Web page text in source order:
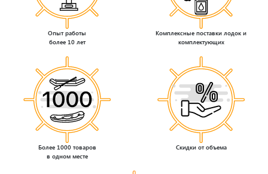
Опыт работы
более 10 лет
Комплексные поставки лодок и
комплектующих
Более 1000 товаров
в одном месте
Скидки от объема